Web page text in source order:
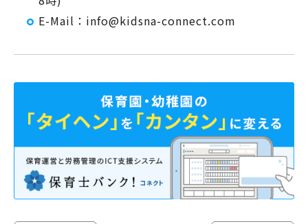
E-Mail：info@kidsna-connect.com